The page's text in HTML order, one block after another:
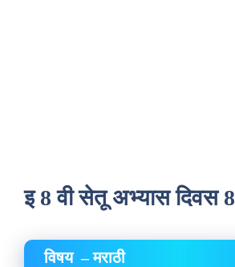
इ 8 वी सेतू अभ्यास दिवस 8
विषय – मराठी